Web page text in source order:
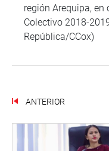
región Arequipa,
Colectivo 2018-
República/CCox)
ANTERIOR